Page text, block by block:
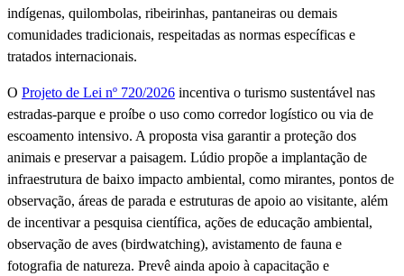
indígenas, quilombolas, ribeirinhas, pantaneiras ou demais
comunidades tradicionais, respeitadas as normas específicas e
tratados internacionais.
O Projeto de Lei nº 720/2026 incentiva o turismo sustentável nas
estradas-parque e proíbe o uso como corredor logístico ou via de
escoamento intensivo. A proposta visa garantir a proteção dos
animais e preservar a paisagem. Lúdio propõe a implantação de
infraestrutura de baixo impacto ambiental, como mirantes, pontos de
observação, áreas de parada e estruturas de apoio ao visitante, além
de incentivar a pesquisa científica, ações de educação ambiental,
observação de aves (birdwatching), avistamento de fauna e
fotografia de natureza. Prevê ainda apoio à capacitação e